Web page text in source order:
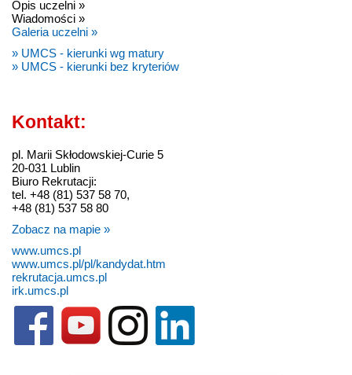
Opis uczelni »
Wiadomości »
Galeria uczelni »
» UMCS - kierunki wg matury
» UMCS - kierunki bez kryteriów
Kontakt:
pl. Marii Skłodowskiej-Curie 5
20-031 Lublin
Biuro Rekrutacji:
tel. +48 (81) 537 58 70,
+48 (81) 537 58 80
Zobacz na mapie »
www.umcs.pl
www.umcs.pl/pl/kandydat.htm
rekrutacja.umcs.pl
irk.umcs.pl